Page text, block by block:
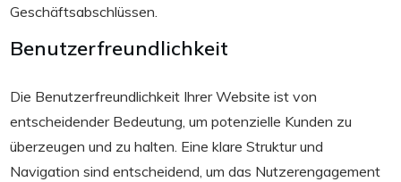
Geschäftsabschlüssen.
Benutzerfreundlichkeit
Die Benutzerfreundlichkeit Ihrer Website ist von
entscheidender Bedeutung, um potenzielle Kunden zu
überzeugen und zu halten. Eine klare Struktur und
Navigation sind entscheidend, um das Nutzerengagement